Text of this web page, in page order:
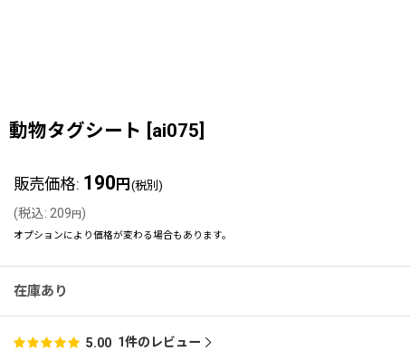
動物タグシート [ai075]
販売価格: 190 円 (税別)
(税込: 209 円 )
オプションにより価格が変わる場合もあります。
在庫あり
5.00 1件のレビュー